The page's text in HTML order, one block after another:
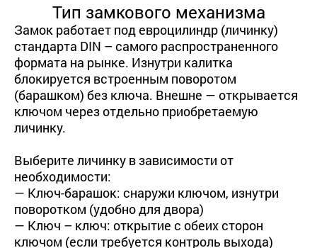
Тип замкового механизма
Замок работает под евроцилиндр (личинку)
стандарта DIN – самого распространенного
формата на рынке. Изнутри калитка
блокируется встроенным поворотом
(барашком) без ключа. Внешне — открывается
ключом через отдельно приобретаемую
личинку.
Выберите личинку в зависимости от
необходимости:
— Ключ-барашок: снаружи ключом, изнутри
поворотком (удобно для двора)
— Ключ – ключ: открытие с обеих сторон
ключом (если требуется контроль выхода)